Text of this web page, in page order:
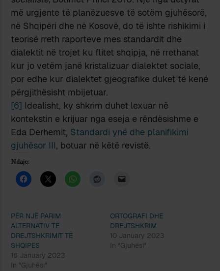
më urgjente të planëzuesve të sotëm gjuhësorë,
në Shqipëri dhe në Kosovë, do të ishte rishikimi i
teorisë rreth raporteve mes standardit dhe
dialektit në trojet ku flitet shqipja, në rrethanat
kur jo vetëm janë kristalizuar dialektet sociale,
por edhe kur dialektet gjeografike duket të kenë
përgjithësisht mbijetuar.
[6] Idealisht, ky shkrim duhet lexuar në
kontekstin e krijuar nga eseja e rëndësishme e
Eda Derhemit, Standardi ynë dhe planifikimi
gjuhësor III, botuar në këtë revistë.
Ndaje:
PËR NJË PARIM
ALTERNATIV TË
DREJTSHKRIMIT TË
SHQIPES
16 January 2023
In "Gjuhësi"
ORTOGRAFI DHE
DREJTSHKRIM
10 January 2023
In "Gjuhësi"